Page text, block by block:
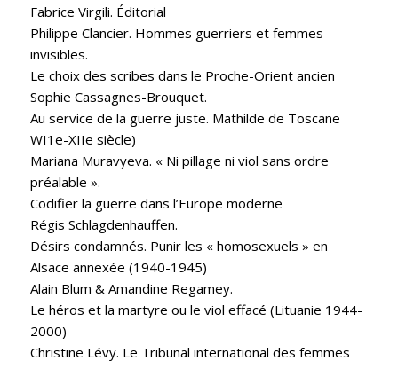
Fabrice Virgili. Éditorial
Philippe Clancier. Hommes guerriers et femmes
invisibles.
Le choix des scribes dans le Proche-Orient ancien
Sophie Cassagnes-Brouquet.
Au service de la guerre juste. Mathilde de Toscane
WI1e-XIIe siècle)
Mariana Muravyeva. « Ni pillage ni viol sans ordre
préalable ».
Codifier la guerre dans l’Europe moderne
Régis Schlagdenhauffen.
Désirs condamnés. Punir les « homosexuels » en
Alsace annexée (1940-1945)
Alain Blum & Amandine Regamey.
Le héros et la martyre ou le viol effacé (Lituanie 1944-
2000)
Christine Lévy. Le Tribunal international des femmes